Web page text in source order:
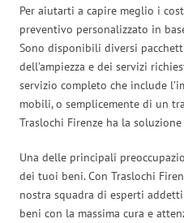
Per aiutarti a capire meglio i
preventivo personalizzato in
Sono disponibili diversi
dell’ampiezza e dei servizi
servizio completo che include
mobili, o semplicemente di un
Traslochi Firenze ha la
Una delle principali
dei tuoi beni. Con Traslochi
nostra squadra di esperti
beni con la massima cura e